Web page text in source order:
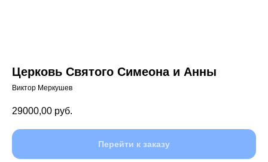
Церковь Святого Симеона и Анны
Виктор Меркушев
29000,00 руб.
Перейти к заказу